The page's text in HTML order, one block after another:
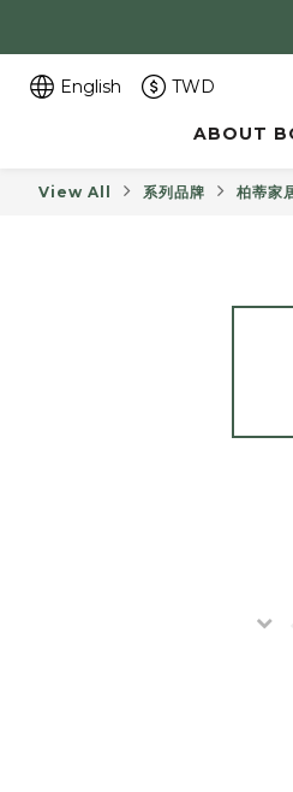
English TWD
ABOUT
View All 系列品牌 柏蒂家